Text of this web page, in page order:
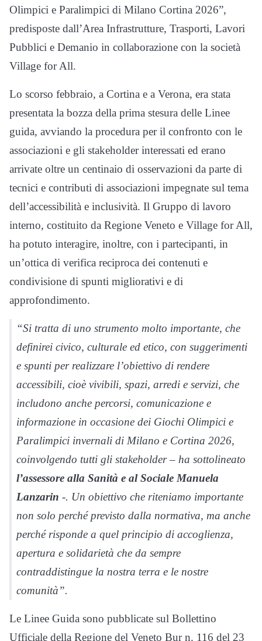
Olimpici e Paralimpici di Milano Cortina 2026”,
predisposte dall’Area Infrastrutture, Trasporti, Lavori
Pubblici e Demanio in collaborazione con la società
Village for All.
Lo scorso febbraio, a Cortina e a Verona, era stata
presentata la bozza della prima stesura delle Linee
guida, avviando la procedura per il confronto con le
associazioni e gli stakeholder interessati ed erano
arrivate oltre un centinaio di osservazioni da parte di
tecnici e contributi di associazioni impegnate sul tema
dell’accessibilità e inclusività. Il Gruppo di lavoro
interno, costituito da Regione Veneto e Village for All,
ha potuto interagire, inoltre, con i partecipanti, in
un’ottica di verifica reciproca dei contenuti e
condivisione di spunti migliorativi e di
approfondimento.
“Si tratta di uno strumento molto importante, che
definirei civico, culturale ed etico, con suggerimenti
e spunti per realizzare l’obiettivo di rendere
accessibili, cioè vivibili, spazi, arredi e servizi, che
includono anche percorsi, comunicazione e
informazione in occasione dei Giochi Olimpici e
Paralimpici invernali di Milano e Cortina 2026,
coinvolgendo tutti gli stakeholder – ha sottolineato
l’assessore alla Sanità e al Sociale Manuela
Lanzarin -. Un obiettivo che riteniamo importante
non solo perché previsto dalla normativa, ma anche
perché risponde a quel principio di accoglienza,
apertura e solidarietà che da sempre
contraddistingue la nostra terra e le nostre
comunità”.
Le Linee Guida sono pubblicate sul Bollettino
Ufficiale della Regione del Veneto Bur n. 116 del 23